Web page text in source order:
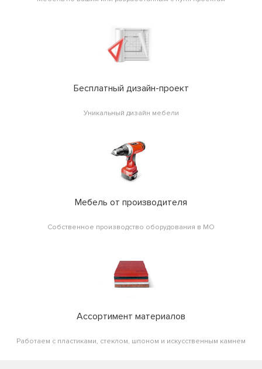
Бесплатный дизайн-проект
Уникальный дизайн мебели
Мебель от производителя
Собственное производство оборудования в МО
Ассортимент материалов
Работаем с пластиками, стеклом, шпоном и искусственным камнем